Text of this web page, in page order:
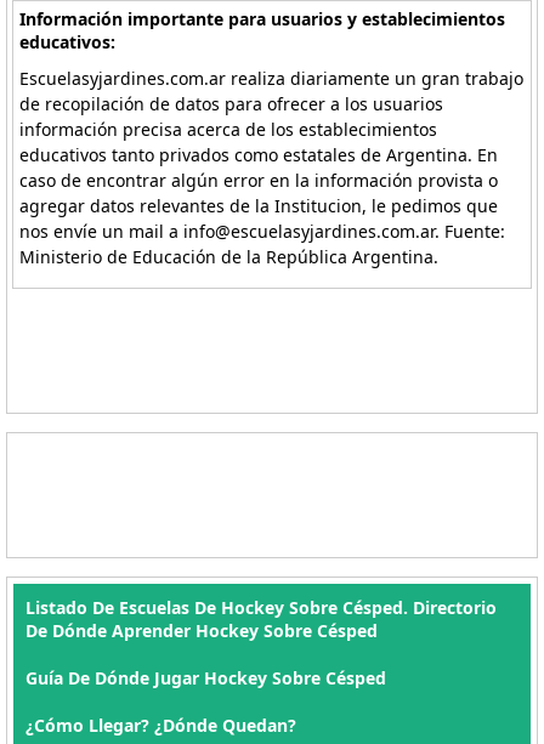
Información importante para usuarios y establecimientos
educativos:
Escuelasyjardines.com.ar realiza diariamente un gran trabajo
de recopilación de datos para ofrecer a los usuarios
información precisa acerca de los establecimientos
educativos tanto privados como estatales de Argentina. En
caso de encontrar algún error en la información provista o
agregar datos relevantes de la Institucion, le pedimos que
nos envíe un mail a info@escuelasyjardines.com.ar. Fuente:
Ministerio de Educación de la República Argentina.
Listado De Escuelas De Hockey Sobre Césped. Directorio
De Dónde Aprender Hockey Sobre Césped
Guía De Dónde Jugar Hockey Sobre Césped
¿Cómo Llegar? ¿Dónde Quedan?